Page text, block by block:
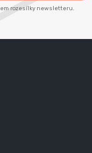
rozesílky newsletteru.